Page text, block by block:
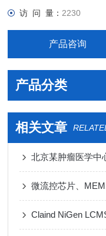
访 问 量： 2230
产品咨询
产品分类
相关文章
微流控芯片、
Claind NiGen